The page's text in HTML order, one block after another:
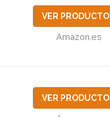
VER PRODUCTO
Amazon.es
VER PRODUCTO